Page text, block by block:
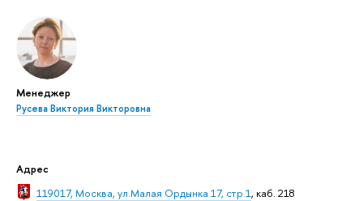
Менеджер
Русева Виктория Викторовна
Адрес
119017, Москва, ул.Малая Ордынка 17, стр.1, каб. 218